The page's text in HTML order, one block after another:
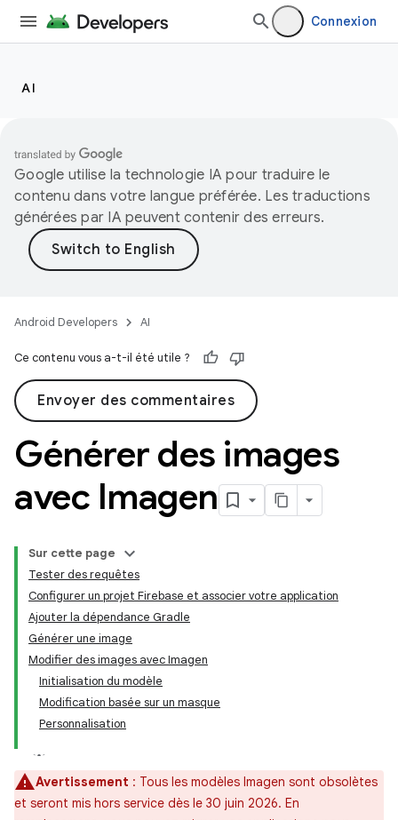
Connexion
AI
Google utilise la technologie IA pour traduire le
contenu dans votre langue préférée. Les traductions
générées par IA peuvent contenir des erreurs.
Android Developers AI
Ce contenu vous a-t-il été utile ?
Envoyer des commentaires
Générer des images
avec Imagen
Sur cette page
Tester des requêtes
Configurer un projet Firebase et associer votre application
Ajouter la dépendance Gradle
Générer une image
Modifier des images avec Imagen
Initialisation du modèle
Modification basée sur un masque
Personnalisation
Avertissement : Tous les modèles Imagen sont obsolètes
et seront mis hors service dès le 30 juin 2026. En